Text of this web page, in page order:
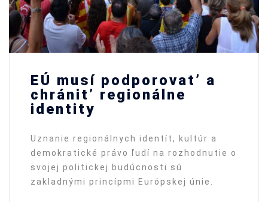
EÚ musí podporovat’ a
chránit’ regionálne
identity
Uznanie regionálnych identít, kultúr a
demokratické právo ľudí na rozhodnutie o
svojej politickej budúcnosti sú
zakladnými princípmi Európskej únie.